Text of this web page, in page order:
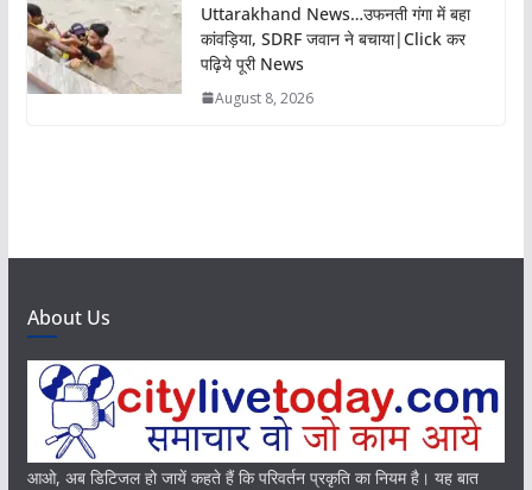
Uttarakhand News…उफनती गंगा में बहा
कांवड़िया, SDRF जवान ने बचाया|Click कर
पढ़िये पूरी News
August 8, 2026
About Us
आओ, अब डिटिजल हो जायें कहते हैं कि परिवर्तन प्रकृति का नियम है। यह बात